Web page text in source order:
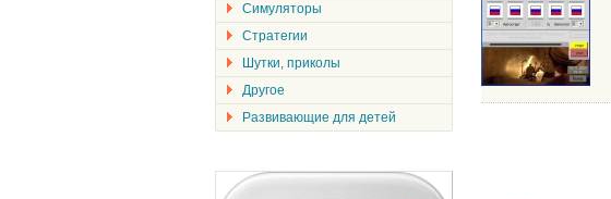
Симуляторы
Стратегии
Шутки, приколы
Другое
Развивающие для детей